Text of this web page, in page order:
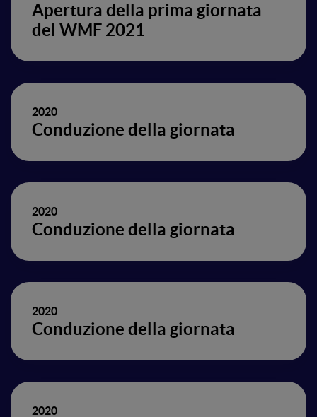
Apertura della prima giornata
del WMF 2021
2020
Conduzione della giornata
2020
Conduzione della giornata
2020
Conduzione della giornata
2020